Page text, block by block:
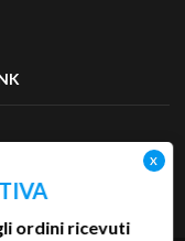
ordini ricevuti